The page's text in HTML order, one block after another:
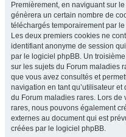
Premièrement, en naviguant sur
génèrera un certain nombre de
téléchargés temporairement par
Les deux premiers cookies ne
identifiant anonyme de session
par le logiciel phpBB. Un
sur les sujets du Forum maladies
que vous avez consultés et
navigation en tant qu’utilisateur
du Forum maladies rares. Lors
rares, nous pouvons également
externes au document qui est
créées par le logiciel phpBB.